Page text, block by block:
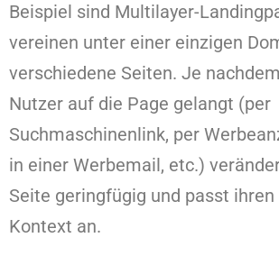
Beispiel sind Multilayer-
vereinen unter einer einzigen
verschiedene Seiten. Je
Nutzer auf die Page gelangt (per
Suchmaschinenlink, per
in einer Werbemail, etc.)
Seite geringfügig und passt
Kontext an.